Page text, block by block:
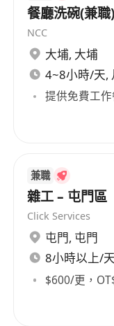
做事細心謹慎
但要求精準的
具備良好溝通
粵語、普通話
可適應每日
福利
具競爭力月薪
與表現評定起
享五天工作週
超時工作依法
餐廳洗碗(兼職)
NCC
大埔, 大埔
4~8小時/天,
提供免費工
兼職
雜工 – 屯門區
Click Services
屯門, 屯門
8小時以上/
$600/更，